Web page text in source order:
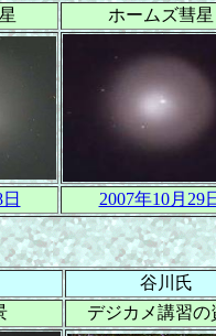
ホームズ彗星
2007年10月29
谷川氏
デジカメ講習の